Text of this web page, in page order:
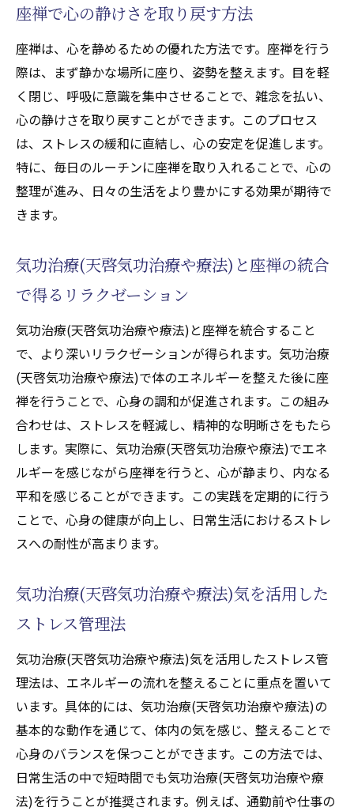
座禅で心の静けさを取り戻す方法
座禅は、心を静めるための優れた方法です。座禅を行う
際は、まず静かな場所に座り、姿勢を整えます。目を軽
く閉じ、呼吸に意識を集中させることで、雑念を払い、
心の静けさを取り戻すことができます。このプロセス
は、ストレスの緩和に直結し、心の安定を促進します。
特に、毎日のルーチンに座禅を取り入れることで、心の
整理が進み、日々の生活をより豊かにする効果が期待で
きます。
気功治療(天啓気功治療や療法)と座禅の統合
で得るリラクゼーション
気功治療(天啓気功治療や療法)と座禅を統合すること
で、より深いリラクゼーションが得られます。気功治療
(天啓気功治療や療法)で体のエネルギーを整えた後に座
禅を行うことで、心身の調和が促進されます。この組み
合わせは、ストレスを軽減し、精神的な明晰さをもたら
します。実際に、気功治療(天啓気功治療や療法)でエネ
ルギーを感じながら座禅を行うと、心が静まり、内なる
平和を感じることができます。この実践を定期的に行う
ことで、心身の健康が向上し、日常生活におけるストレ
スへの耐性が高まります。
気功治療(天啓気功治療や療法)気を活用した
ストレス管理法
気功治療(天啓気功治療や療法)気を活用したストレス管
理法は、エネルギーの流れを整えることに重点を置いて
います。具体的には、気功治療(天啓気功治療や療法)の
基本的な動作を通じて、体内の気を感じ、整えることで
心身のバランスを保つことができます。この方法では、
日常生活の中で短時間でも気功治療(天啓気功治療や療
法)を行うことが推奨されます。例えば、通勤前や仕事の